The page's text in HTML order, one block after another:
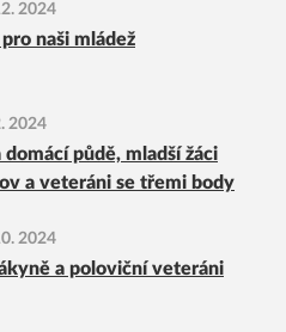
2024
naši mládež
2024
domácí půdě, mladší žáci
a veteráni se třemi body
2024
a poloviční veteráni